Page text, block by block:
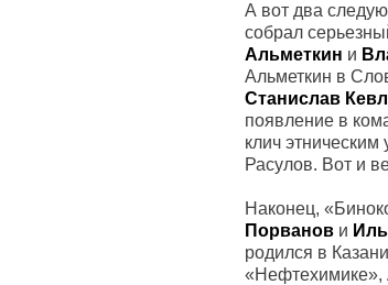
А вот два
собрал
Альметкин и
Альметкин в
Станислав
появление в
клич
Расулов. Вот и
Наконец,
Порванов и
родился в
«Нефтехимике»,